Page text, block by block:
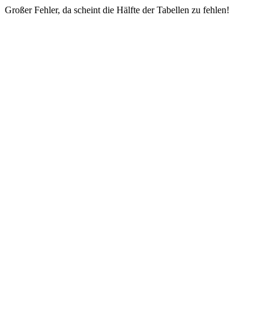
Großer Fehler, da scheint die Hälfte der Tabellen zu fehlen!